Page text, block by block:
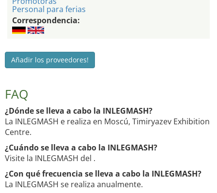
Personal para ferias
Correspondencia:
Añadir los proveedores!
FAQ
¿Dónde se lleva a cabo la INLEGMASH?
La INLEGMASH e realiza en Moscú, Timiryazev Exhibition
Centre.
¿Cuándo se lleva a cabo la INLEGMASH?
Visite la INLEGMASH del .
¿Con qué frecuencia se lleva a cabo la INLEGMASH?
La INLEGMASH se realiza anualmente.